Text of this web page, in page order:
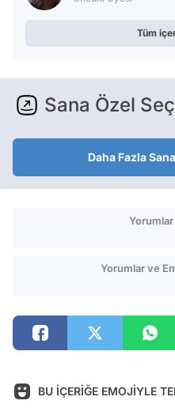
Tüm
Sana Özel
Daha Fazla
Yorumlar
Yorumlar ve
BU İÇERİĞE EMOJİYLE